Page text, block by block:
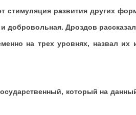
стимуляция развития других
добровольная. Дроздов
на трех уровнях, назвал их
который на